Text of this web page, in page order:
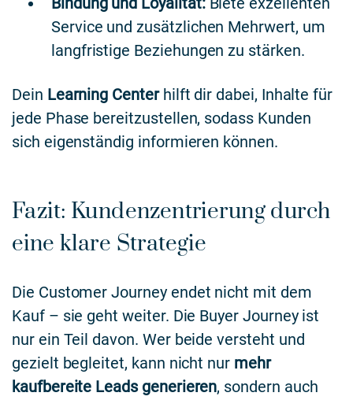
Service und zusätzlichen Mehrwert, um
langfristige Beziehungen zu stärken.
Dein Learning Centerhilft dir dabei, Inhalte für
jede Phase bereitzustellen, sodass Kunden
sich eigenständig informieren können.
Fazit: Kundenzentrierung durch
eine klare Strategie
Die Customer Journey endet nicht mit dem
Kauf – sie geht weiter. Die Buyer Journey ist
nur ein Teil davon. Wer beide versteht und
gezielt begleitet, kann nicht nur mehr
kaufbereite Leads generieren, sondern auch